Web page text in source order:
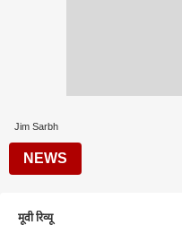
Jim Sarbh
NEWS
मूवी रिव्यू